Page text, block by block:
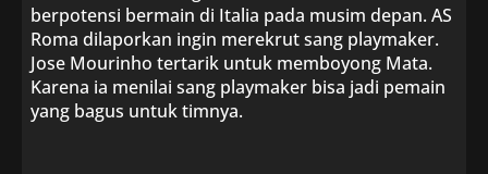
berpotensi bermain di Italia pada musim depan. AS
Roma dilaporkan ingin merekrut sang playmaker.
Jose Mourinho tertarik untuk memboyong Mata.
Karena ia menilai sang playmaker bisa jadi pemain
yang bagus untuk timnya.